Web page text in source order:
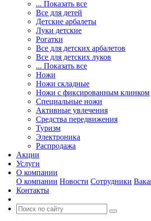
... Показать все
Все для детей
Детские арбалеты
Луки детские
Рогатки
Все для детских арбалетов
Все для детских луков
... Показать все
Ножи
Ножи складные
Ножи с фиксированным клинком
Специальные ножи
Активные увлечения
Средства передвижения
Туризм
Электроника
Распродажа
Акции
Услуги
О компании
О компании Новости Сотрудники
Контакты